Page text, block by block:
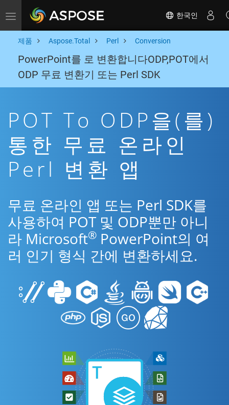
Toggle navigation 한국인
제품 Aspose.Total Perl Conversion
PowerPoint를 로 변환합니다ODP,POT에서
ODP 무료 변환기 또는 Perl SDK
POT To ODP을(를)
통한 무료 온라인
Perl 변환 앱
무료 온라인 앱 또는 Perl SDK를
사용하여 POT 및 ODP뿐만 아니
라 Microsoft® PowerPoint의 여
러 인기 형식 간에 변환하세요.